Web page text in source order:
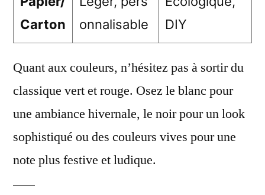
Carton
onnalisable
DIY
Quant aux couleurs, n’hésitez pas à sortir du
classique vert et rouge. Osez le blanc pour
une ambiance hivernale, le noir pour un look
sophistiqué ou des couleurs vives pour une
note plus festive et ludique.